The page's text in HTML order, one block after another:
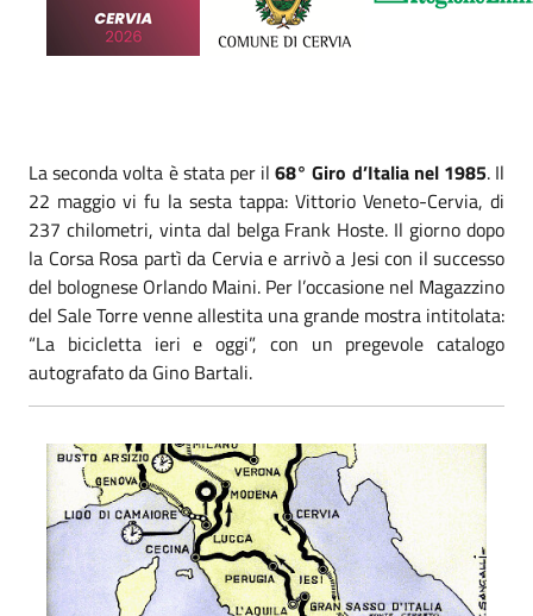
La seconda volta è stata per il68° Giro d’Italia nel 1985. Il
22 maggio vi fu la sesta tappa: Vittorio Veneto-Cervia, di
237 chilometri, vinta dal belga Frank Hoste. Il giorno dopo
la Corsa Rosa partì da Cervia e arrivò a Jesi con il successo
del bolognese Orlando Maini. Per l’occasione nel Magazzino
del Sale Torre venne allestita una grande mostra intitolata:
“La bicicletta ieri e oggi”, con un pregevole catalogo
autografato da Gino Bartali.
Cartina del Giro 1985